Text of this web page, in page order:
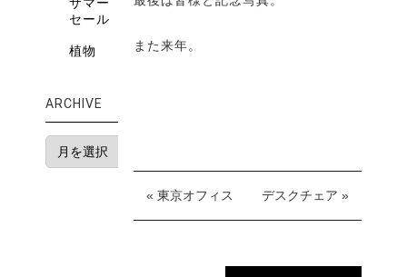
また来年。
« 東京オフィス デスクチェア »
セール
植物
ARCHIVE